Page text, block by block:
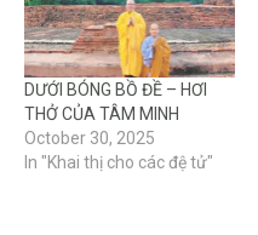
DƯỚI BÓNG BỒ ĐỀ – HƠI
THỞ CỦA TÂM MINH
October 30, 2025
In "Khai thị cho các đệ tử"